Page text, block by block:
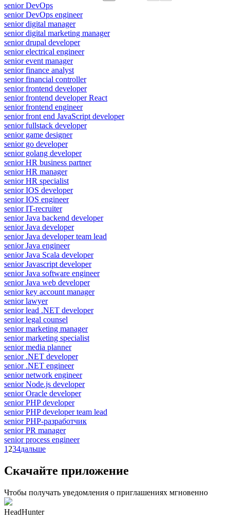
senior DevOps
senior DevOps engineer
senior digital manager
senior digital marketing manager
senior drupal developer
senior electrical engineer
senior event manager
senior finance analyst
senior financial controller
senior frontend developer
senior frontend developer React
senior frontend engineer
senior front end JavaScript developer
senior fullstack developer
senior game designer
senior go developer
senior golang developer
senior HR business partner
senior HR manager
senior HR specialist
senior IOS developer
senior IOS engineer
senior IT-recruiter
senior Java backend developer
senior Java developer
senior Java developer team lead
senior Java engineer
senior Java Scala developer
senior Javascript developer
senior Java software engineer
senior Java web developer
senior key account manager
senior lawyer
senior lead .NET developer
senior legal counsel
senior marketing manager
senior marketing specialist
senior media planner
senior .NET developer
senior .NET engineer
senior network engineer
senior Node.js developer
senior Oracle developer
senior PHP developer
senior PHP developer team lead
senior PHP-разработчик
senior PR manager
senior process engineer
1 234дальше
Скачайте приложение
Чтобы получать уведомления о приглашениях мгновенно
HeadHunter